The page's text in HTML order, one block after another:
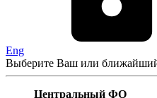
Eng
Выберите Ваш или
Центральный ФО